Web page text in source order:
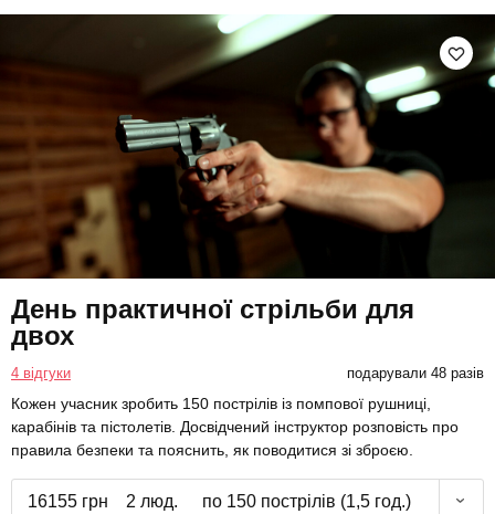
День практичної стрільби для
двох
4 відгуки подарували 48 разів
Кожен учасник зробить 150 пострілів із помпової рушниці,
карабінів та пістолетів. Досвідчений інструктор розповість про
правила безпеки та пояснить, як поводитися зі зброєю.
16155 грн 2 люд. по 150 пострілів (1,5 год.)